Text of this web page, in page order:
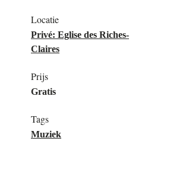
Locatie
Privé: Eglise des Riches-
Claires
Prijs
Gratis
Tags
Muziek